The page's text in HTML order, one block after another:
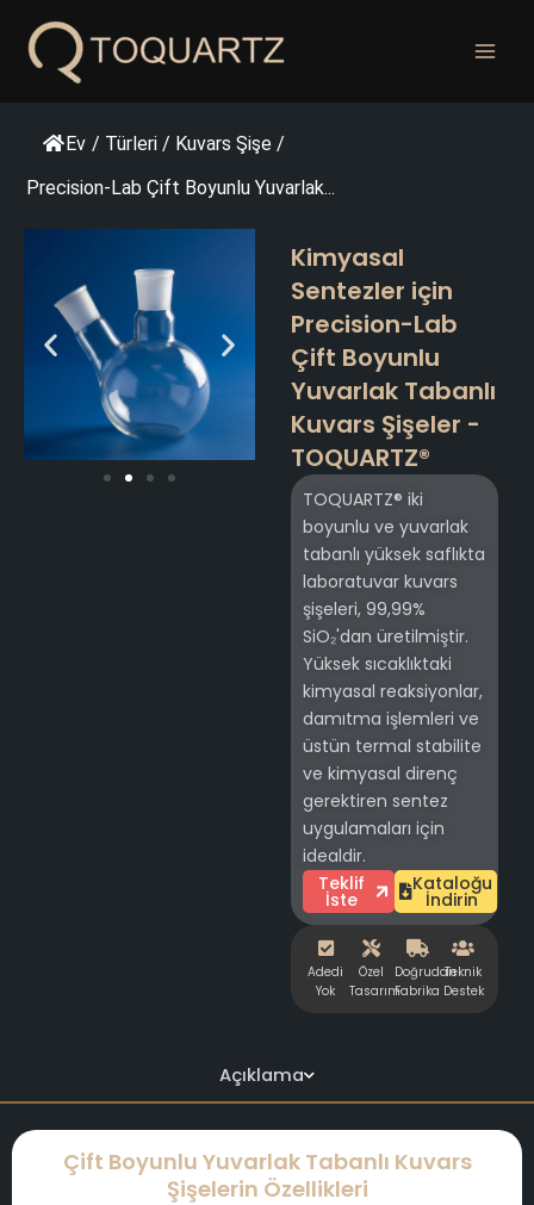
geç
Ev / Türleri / Kuvars Şişe /
Precision-Lab Çift Boyunlu Yuvarlak...
Kimyasal
Sentezler için
Precision-Lab
Çift Boyunlu
Yuvarlak Tabanlı
Kuvars Şişeler -
TOQUARTZ®
TOQUARTZ® iki
boyunlu ve yuvarlak
tabanlı yüksek saflıkta
laboratuvar kuvars
şişeleri, 99,99%
SiO₂'dan üretilmiştir.
Yüksek sıcaklıktaki
kimyasal reaksiyonlar,
damıtma işlemleri ve
üstün termal stabilite
ve kimyasal direnç
gerektiren sentez
uygulamaları için
idealdir.
Teklif
İste
Kataloğu
İndirin
Adedi
Yok
Özel
Tasarım
Doğrudan
Fabrika
Teknik
Destek
Açıklama
Çift Boyunlu Yuvarlak Tabanlı Kuvars
Şişelerin Özellikleri